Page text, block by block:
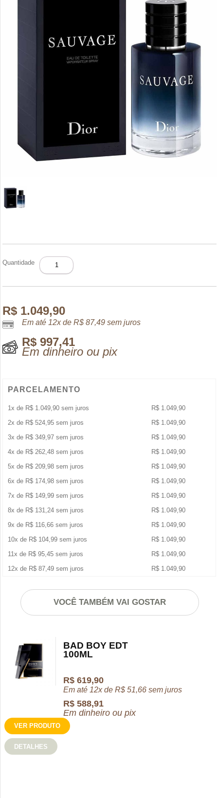
Quantidade
DIOR
SAUVAGE
200ML
R$ 1.049,90
Em até 12x deR$ 87,49 sem juros
R$ 997,41
Em dinheiro ou pix
PARCELAMENTO
1x de R$ 1.049,90 sem juros R$ 1.049,90
2x de R$ 524,95 sem juros R$ 1.049,90
3x de R$ 349,97 sem juros R$ 1.049,90
4x de R$ 262,48 sem juros R$ 1.049,90
5x de R$ 209,98 sem juros R$ 1.049,90
6x de R$ 174,98 sem juros R$ 1.049,90
7x de R$ 149,99 sem juros R$ 1.049,90
8x de R$ 131,24 sem juros R$ 1.049,90
9x de R$ 116,66 sem juros R$ 1.049,90
10x de R$ 104,99 sem juros R$ 1.049,90
11x de R$ 95,45 sem juros R$ 1.049,90
12x de R$ 87,49 sem juros R$ 1.049,90
VOCÊ TAMBÉM VAI GOSTAR
BAD BOY EDT
100ML
R$ 619,90
Em até 12x deR$ 51,66 sem juros
R$ 588,91
Em dinheiro ou pix
VER PRODUTO
DETALHES